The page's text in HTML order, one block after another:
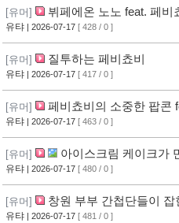
[유머] 뷔페에온 노노 feat. 페비
유탸 | 2026-07-17 [ 428 / 0 ]
[유머] 질투하는 페비쵸비
유탸 | 2026-07-17 [ 417 / 0 ]
[유머] 페비쵸비의 소중한 팝콘
유탸 | 2026-07-17 [ 463 / 0 ]
[유머] 아이스크림 케이크가
유탸 | 2026-07-17 [ 480 / 0 ]
[유머] 창원 부부 간첩단들이 잡
유탸 | 2026-07-17 [ 481 / 0 ]